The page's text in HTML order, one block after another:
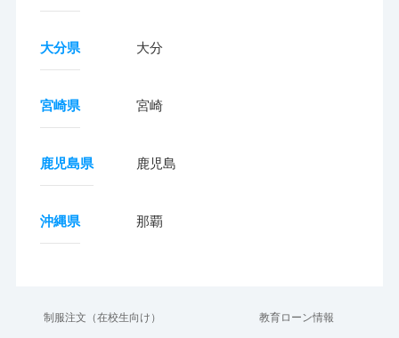
大分県 大分
宮崎県 宮崎
鹿児島県 鹿児島
沖縄県 那覇
制服注文（在校生向け） 教育ローン情報